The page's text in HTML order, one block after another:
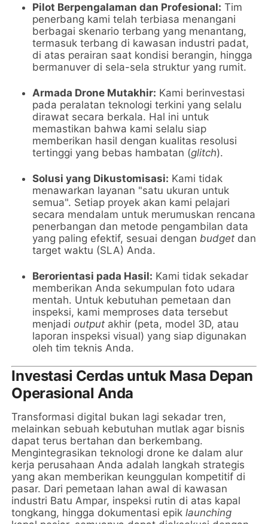
Pilot Berpengalaman dan Profesional: Tim
penerbang kami telah terbiasa menangani
berbagai skenario terbang yang menantang,
termasuk terbang di kawasan industri padat,
di atas perairan saat kondisi berangin, hingga
bermanuver di sela-sela struktur yang rumit.
Armada Drone Mutakhir: Kami berinvestasi
pada peralatan teknologi terkini yang selalu
dirawat secara berkala. Hal ini untuk
memastikan bahwa kami selalu siap
memberikan hasil dengan kualitas resolusi
tertinggi yang bebas hambatan (glitch).
Solusi yang Dikustomisasi: Kami tidak
menawarkan layanan "satu ukuran untuk
semua". Setiap proyek akan kami pelajari
secara mendalam untuk merumuskan rencana
penerbangan dan metode pengambilan data
yang paling efektif, sesuai dengan budget dan
target waktu (SLA) Anda.
Berorientasi pada Hasil: Kami tidak sekadar
memberikan Anda sekumpulan foto udara
mentah. Untuk kebutuhan pemetaan dan
inspeksi, kami memproses data tersebut
menjadioutput akhir (peta, model 3D, atau
laporan inspeksi visual) yang siap digunakan
oleh tim teknis Anda.
Investasi Cerdas untuk Masa Depan
Operasional Anda
Transformasi digital bukan lagi sekadar tren,
melainkan sebuah kebutuhan mutlak agar bisnis
dapat terus bertahan dan berkembang.
Mengintegrasikan teknologi drone ke dalam alur
kerja perusahaan Anda adalah langkah strategis
yang akan memberikan keunggulan kompetitif di
pasar. Dari pemetaan lahan awal di kawasan
industri Batu Ampar, inspeksi rutin di atas kapal
tongkang, hingga dokumentasi epiklaunching